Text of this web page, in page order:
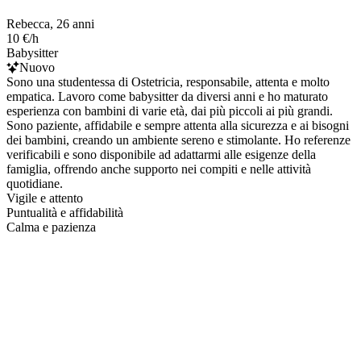
Rebecca, 26 anni
10 €/h
Babysitter
Nuovo
Sono una studentessa di Ostetricia, responsabile, attenta e molto
empatica. Lavoro come babysitter da diversi anni e ho maturato
esperienza con bambini di varie età, dai più piccoli ai più grandi.
Sono paziente, affidabile e sempre attenta alla sicurezza e ai bisogni
dei bambini, creando un ambiente sereno e stimolante. Ho referenze
verificabili e sono disponibile ad adattarmi alle esigenze della
famiglia, offrendo anche supporto nei compiti e nelle attività
quotidiane.
Vigile e attento
Puntualità e affidabilità
Calma e pazienza